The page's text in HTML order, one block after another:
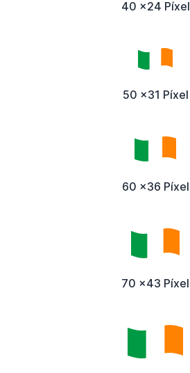
40 x24 Píxel
50 x31 Píxel
60 x36 Píxel
70 x43 Píxel